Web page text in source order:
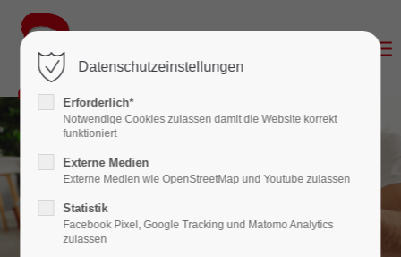
Login
Benutzername
Passwort
Datenschutzeinstellungen
Erforderlich*
Notwendige Cookies zulassen damit die Website korrekt
funktioniert
Externe Medien
Externe Medien wie OpenStreetMap und Youtube zulassen
Statistik
Facebook Pixel, Google Tracking und Matomo Analytics
zulassen